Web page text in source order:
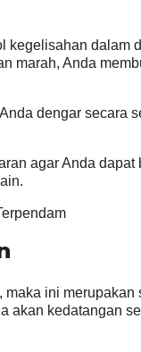
kegelisahan dalam
marah, Anda
dengar secara
agar Anda dapat
ini merupakan
akan kedatangan